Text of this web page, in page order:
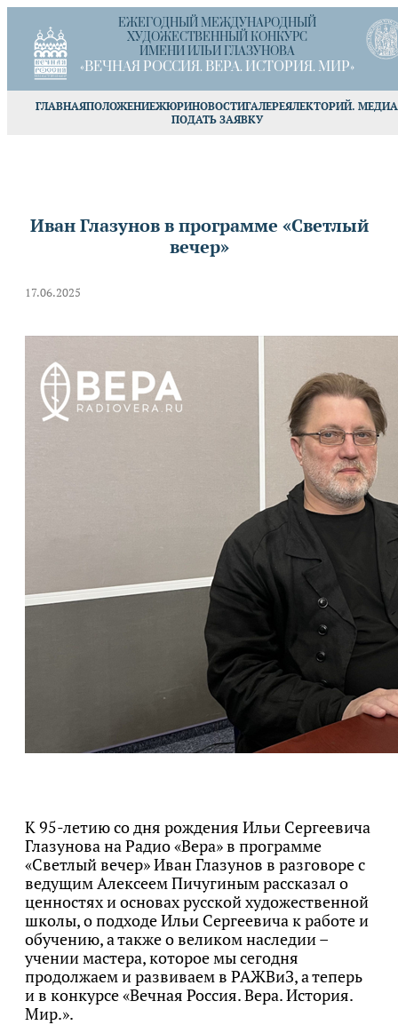
ЕЖЕГОДНЫЙ МЕЖДУНАРОДНЫЙ
ХУДОЖЕСТВЕННЫЙ КОНКУРС
ИМЕНИ ИЛЬИ ГЛАЗУНОВА
«ВЕЧНАЯ РОССИЯ. ВЕРА. ИСТОРИЯ. МИР»
ГЛАВНАЯПОЛОЖЕНИЕЖЮРИНОВОСТИГАЛЕРЕЯЛЕКТОРИЙ. МЕДИА
ПОДАТЬ ЗАЯВКУ
Иван Глазунов в программе «Светлый
вечер»
17.06.2025
К 95-летию со дня рождения Ильи Сергеевича
Глазунова на Радио «Вера» в программе
«Светлый вечер» Иван Глазунов в разговоре с
ведущим Алексеем Пичугиным рассказал о
ценностях и основах русской художественной
школы, о подходе Ильи Сергеевича к работе и
обучению, а также о великом наследии –
учении мастера, которое мы сегодня
продолжаем и развиваем в РАЖВиЗ, а теперь
и в конкурсе «Вечная Россия. Вера. История.
Мир.».